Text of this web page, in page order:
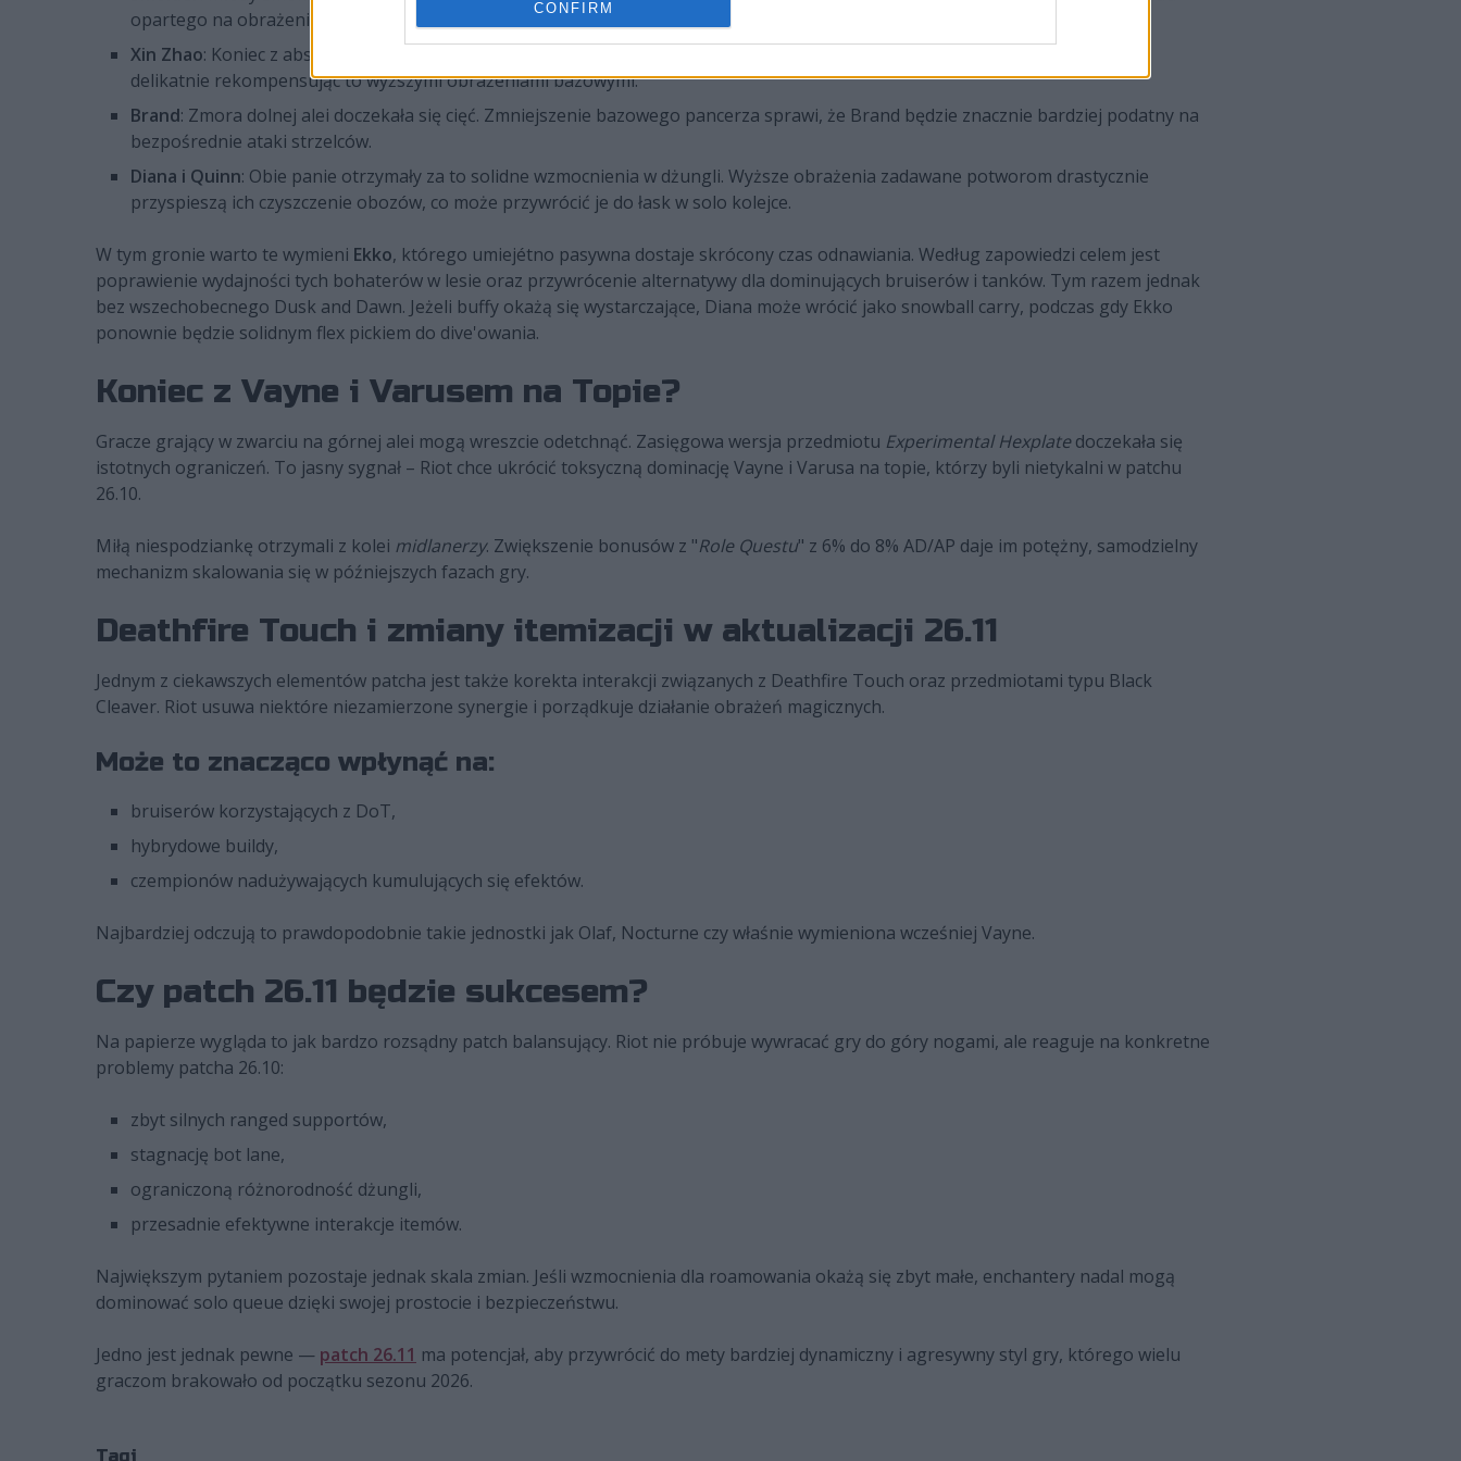
CONFIRM
opartego na obrażeniach krytycznych. Mniej punktów zdrowia oznacza dla niego mniejszy margines błędu.
Xin Zhao: Koniec z absurdalnym leczeniem u Xina pod AP! Twórcy obcięli jego współczynniki odzyskiwania zdrowia, w zamian
delikatnie rekompensując to wyższymi obrażeniami bazowymi.
Brand: Zmora dolnej alei doczekała się cięć. Zmniejszenie bazowego pancerza sprawi, że Brand będzie znacznie bardziej podatny na
bezpośrednie ataki strzelców.
Diana i Quinn: Obie panie otrzymały za to solidne wzmocnienia w dżungli. Wyższe obrażenia zadawane potworom drastycznie
przyspieszą ich czyszczenie obozów, co może przywrócić je do łask w solo kolejce.
W tym gronie warto te wymieni Ekko, którego umiejétno pasywna dostaje skrócony czas odnawiania. Według zapowiedzi celem jest
poprawienie wydajności tych bohaterów w lesie oraz przywrócenie alternatywy dla dominujących bruiserów i tanków. Tym razem jednak
bez wszechobecnego Dusk and Dawn. Jeżeli buffy okażą się wystarczające, Diana może wrócić jako snowball carry, podczas gdy Ekko
ponownie będzie solidnym flex pickiem do dive'owania.
Koniec z Vayne i Varusem na Topie?
Gracze grający w zwarciu na górnej alei mogą wreszcie odetchnąć. Zasięgowa wersja przedmiotu Experimental Hexplatedoczekała się
istotnych ograniczeń. To jasny sygnał – Riot chce ukrócić toksyczną dominację Vayne i Varusa na topie, którzy byli nietykalni w patchu
26.10.
Miłą niespodziankę otrzymali z kolei midlanerzy. Zwiększenie bonusów z "Role Questu" z 6% do 8% AD/AP daje im potężny, samodzielny
mechanizm skalowania się w późniejszych fazach gry.
Deathfire Touch i zmiany itemizacji w aktualizacji 26.11
Jednym z ciekawszych elementów patcha jest także korekta interakcji związanych z Deathfire Touch oraz przedmiotami typu Black
Cleaver. Riot usuwa niektóre niezamierzone synergie i porządkuje działanie obrażeń magicznych.
Może to znacząco wpłynąć na:
bruiserów korzystających z DoT,
hybrydowe buildy,
czempionów nadużywających kumulujących się efektów.
Najbardziej odczują to prawdopodobnie takie jednostki jak Olaf, Nocturne czy właśnie wymieniona wcześniej Vayne.
Czy patch 26.11 będzie sukcesem?
Na papierze wygląda to jak bardzo rozsądny patch balansujący. Riot nie próbuje wywracać gry do góry nogami, ale reaguje na konkretne
problemy patcha 26.10:
zbyt silnych ranged supportów,
stagnację bot lane,
ograniczoną różnorodność dżungli,
przesadnie efektywne interakcje itemów.
Największym pytaniem pozostaje jednak skala zmian. Jeśli wzmocnienia dla roamowania okażą się zbyt małe, enchantery nadal mogą
dominować solo queue dzięki swojej prostocie i bezpieczeństwu.
Jedno jest jednak pewne — patch 26.11 ma potencjał, aby przywrócić do mety bardziej dynamiczny i agresywny styl gry, którego wielu
graczom brakowało od początku sezonu 2026.
Tagi